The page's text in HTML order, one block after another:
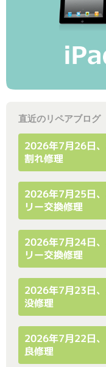
直近のリペアブログ
2026年7月26日
割れ修理
2026年7月25日
リー交換修理
2026年7月24日
リー交換修理
2026年7月23日
没修理
2026年7月22日
良修理